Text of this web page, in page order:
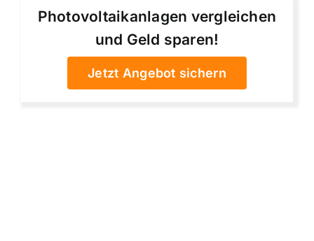
Photovoltaikanlagen vergleichen
und Geld sparen!
Jetzt Angebot sichern